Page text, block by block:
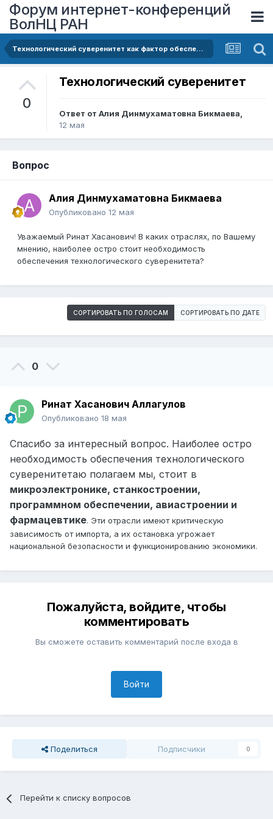
Форум интернет-конференций
ВолНЦ РАН
Технологический суверенитет как фактор обеспечения устойчивости территорий: механизмы адаптации производственных систем и ии-оркестрация
0
Технологический суверенитет
Ответ от Алия Динмухаматовна Бикмаева,
12 мая
Вопрос
Алия Динмухаматовна Бикмаева
Опубликовано 12 мая
Уважаемый Ринат Хасанович! В каких отраслях, по Вашему
мнению, наиболее остро стоит необходимость
обеспечения технологического суверенитета?
СОРТИРОВАТЬ ПО ГОЛОСАМ СОРТИРОВАТЬ ПО ДАТЕ
0
Ринат Хасанович Аллагулов
Опубликовано 18 мая
Спасибо за интересный вопрос. Наиболее остро
необходимость обеспечения технологического
суверенитетаю полагаем мы, стоит в
микроэлектронике, станкостроении,
программном обеспечении, авиастроении и
фармацевтике. Эти отрасли имеют критическую
зависимость от импорта, а их остановка угрожает
национальной безопасности и функционированию экономики.
Пожалуйста, войдите, чтобы
комментировать
Вы сможете оставить комментарий после входа в
Войти
Поделиться Подписчики 0
Перейти к списку вопросов